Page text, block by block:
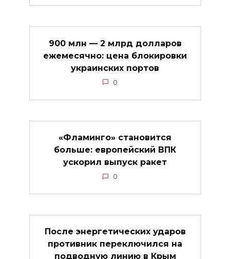
900 млн — 2 млрд долларов
ежемесячно: цена блокировки
украинских портов
0
«Фламинго» становится
больше: европейский ВПК
ускорил выпуск ракет
0
После энергетических ударов
противник переключился на
подводную линию в Крым